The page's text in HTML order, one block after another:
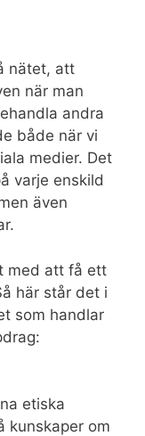
nätet, att
när man
andra
både när vi
medier. Det
varje enskild
även
med att få ett
här står det i
som handlar
etiska
kunskaper om